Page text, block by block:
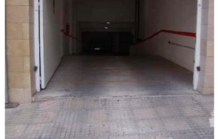
13m²
Venda - Garaig - D'origen
Plaza de garaje situada en la planta sótano de un edificio
residencial ubicado en la localidad de Pego, provincia de
Alicante. La plaza de garaje mide aproximadamente 13m²
útiles..
Ref. BN-020466